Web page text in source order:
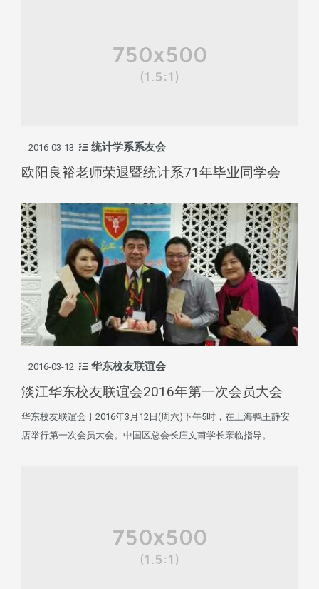
2016-03-13 统计学系系友会
欧阳良裕老师荣退暨统计系71年毕业同学会
2016-03-12 华东校友联谊会
淡江华东校友联谊会2016年第一次会员大会
华东校友联谊会于2016年3月12日(周六)下午5时，在上海鸭王静安
店举行第一次会员大会。中国区总会长庄文甫学长亲临指导。